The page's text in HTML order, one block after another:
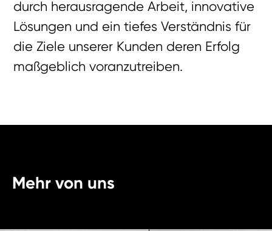
durch herausragende Arbeit, innovative
Lösungen und ein tiefes Verständnis für
die Ziele unserer Kunden deren Erfolg
maßgeblich voranzutreiben.
Mehr von uns